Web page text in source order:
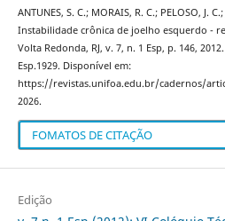
ANTUNES, S. C.; MORAIS, R. C.; PELOSO, J.
Instabilidade crônica de joelho esquerdo -
Volta Redonda, RJ, v. 7, n. 1 Esp, p. 146,
Esp.1929. Disponível em:
https://revistas.unifoa.edu.br/cadernos/
2026.
FOMATOS DE CITAÇÃO
Edição